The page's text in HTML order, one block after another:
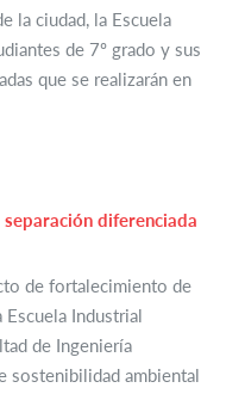
la ciudad, la Escuela
de 7º grado y sus
que se realizarán en
diferenciada
de fortalecimiento de
Industrial
de Ingeniería
sostenibilidad ambiental